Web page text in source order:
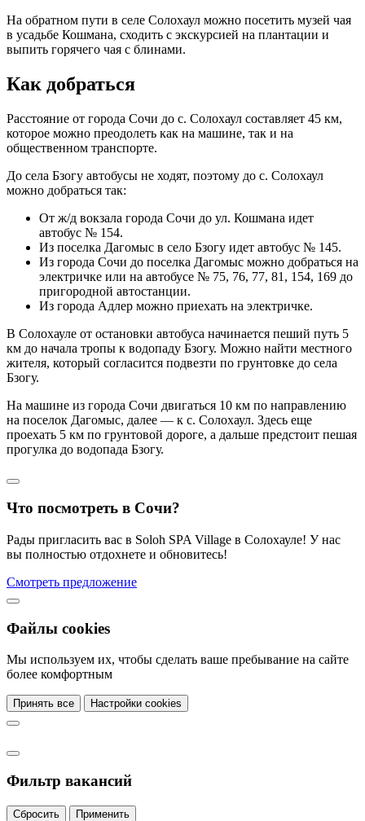
На обратном пути в селе Солохаул можно посетить музей чая
в усадьбе Кошмана, сходить с экскурсией на плантации и
выпить горячего чая с блинами.
Как добраться
Расстояние от города Сочи до с. Солохаул составляет 45 км,
которое можно преодолеть как на машине, так и на
общественном транспорте.
До села Бзогу автобусы не ходят, поэтому до с. Солохаул
можно добраться так:
От ж/д вокзала города Сочи до ул. Кошмана идет
автобус № 154.
Из поселка Дагомыс в село Бзогу идет автобус № 145.
Из города Сочи до поселка Дагомыс можно добраться на
электричке или на автобусе № 75, 76, 77, 81, 154, 169 до
пригородной автостанции.
Из города Адлер можно приехать на электричке.
В Солохауле от остановки автобуса начинается пеший путь 5
км до начала тропы к водопаду Бзогу. Можно найти местного
жителя, который согласится подвезти по грунтовке до села
Бзогу.
На машине из города Сочи двигаться 10 км по направлению
на поселок Дагомыс, далее — к с. Солохаул. Здесь еще
проехать 5 км по грунтовой дороге, а дальше предстоит пешая
прогулка до водопада Бзогу.
Что посмотреть в Сочи?
Рады пригласить вас в Soloh SPA Village в Солохауле! У нас
вы полностью отдохнете и обновитесь!
Смотреть предложение
Файлы cookies
Мы используем их, чтобы сделать ваше пребывание на сайте
более комфортным
Принять все Настройки cookies
Фильтр вакансий
Сбросить Применить